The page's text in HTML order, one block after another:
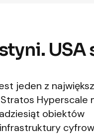
jeden z
Hyperscale
obiektów